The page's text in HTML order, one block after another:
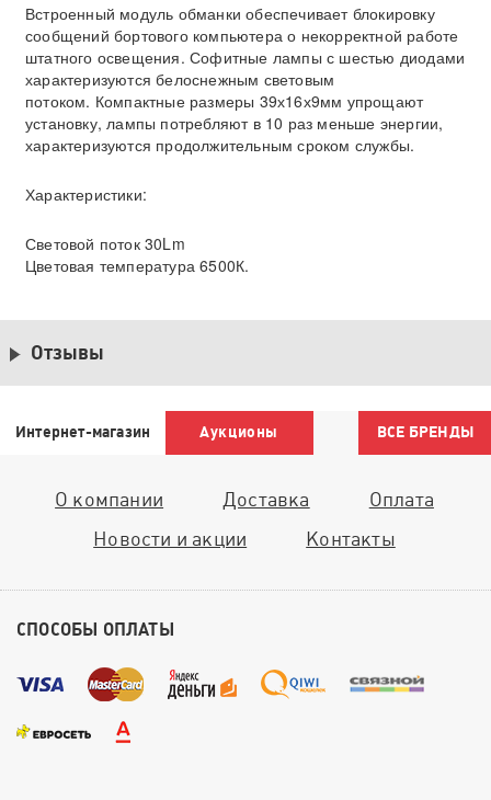
Встроенный модуль обманки обеспечивает блокировку
сообщений бортового компьютера о некорректной работе
штатного освещения. Софитные лампы с шестью диодами
характеризуются белоснежным световым
потоком. Компактные размеры 39х16х9мм упрощают
установку, лампы потребляют в 10 раз меньше энергии,
характеризуются продолжительным сроком службы.
Характеристики:
Световой поток 30Lm
Цветовая температура 6500К.
Отзывы
Интернет-магазин Аукционы ВСЕ БРЕНДЫ
О компании Доставка
Оплата
Новости и акции
Контакты
СПОСОБЫ ОПЛАТЫ